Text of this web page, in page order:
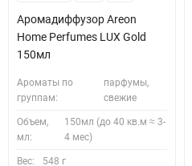
Аромадиффузор Areon
Home Perfumes LUX Gold
150мл
Ароматы по
группам:
парфумы,
свежие
Объем,
мл:
150мл (до 40 кв.м ≈ 3-
4 мес)
Вес: 548 г